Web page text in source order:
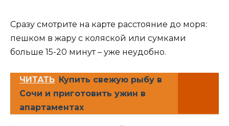
Сразу смотрите на карте расстояние до моря:
пешком в жару с коляской или сумками
больше 15-20 минут – уже неудобно.
ЧИТАТЬ Купить свежую рыбу в
Сочи и приготовить ужин в
апартаментах